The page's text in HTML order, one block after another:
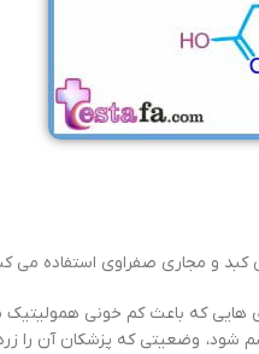
کبد و مجاری صفراوی استفاده می
که باعث کم خونی
وضعیتی که پزشکان آن را